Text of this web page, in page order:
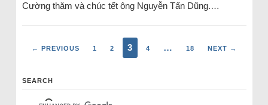
Cường thăm và chúc tết ông Nguyễn Tấn Dũng.…
← PREVIOUS 1 2 3 4 … 18 NEXT →
SEARCH